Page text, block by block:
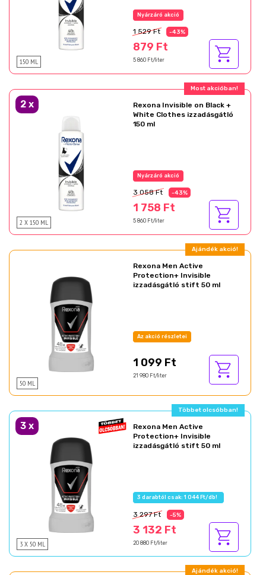
150 ML
1 529 Ft -43%
879 Ft
5 860 Ft/liter
Most akcióban!
2 x
2 X 150 ML
Rexona Invisible on Black +
White Clothes izzadásgátló
150 ml
Nyárzáró akció
3 058 Ft -43%
1 758 Ft
5 860 Ft/liter
Ajándék akció!
50 ML
Rexona Men Active
Protection+ Invisible
izzadásgátló stift 50 ml
Az akció részletei
1 099 Ft
21 980 Ft/liter
Többet olcsóbban!
3 x
3 X 50 ML
Rexona Men Active
Protection+ Invisible
izzadásgátló stift 50 ml
3 darabtól csak: 1 044 Ft/db!
3 297 Ft -5%
3 132 Ft
20 880 Ft/liter
Ajándék akció!